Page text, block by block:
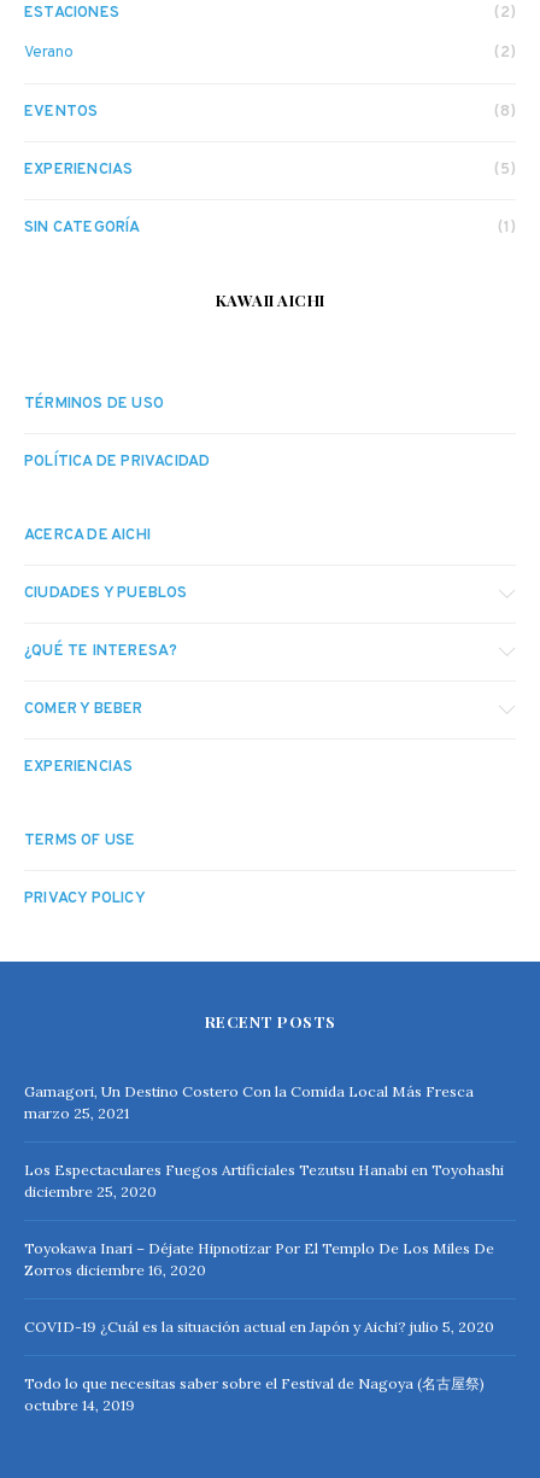
ESTACIONES (2)
Verano (2)
EVENTOS (8)
EXPERIENCIAS (5)
SIN CATEGORÍA (1)
KAWAII AICHI
TÉRMINOS DE USO
POLÍTICA DE PRIVACIDAD
ACERCA DE AICHI
CIUDADES Y PUEBLOS
¿QUÉ TE INTERESA?
COMER Y BEBER
EXPERIENCIAS
TERMS OF USE
PRIVACY POLICY
RECENT POSTS
Gamagori, Un Destino Costero Con la Comida Local Más Fresca
marzo 25, 2021
Los Espectaculares Fuegos Artificiales Tezutsu Hanabi en Toyohashi
diciembre 25, 2020
Toyokawa Inari – Déjate Hipnotizar Por El Templo De Los Miles De
Zorros diciembre 16, 2020
COVID-19 ¿Cuál es la situación actual en Japón y Aichi? julio 5, 2020
Todo lo que necesitas saber sobre el Festival de Nagoya (名古屋祭)
octubre 14, 2019